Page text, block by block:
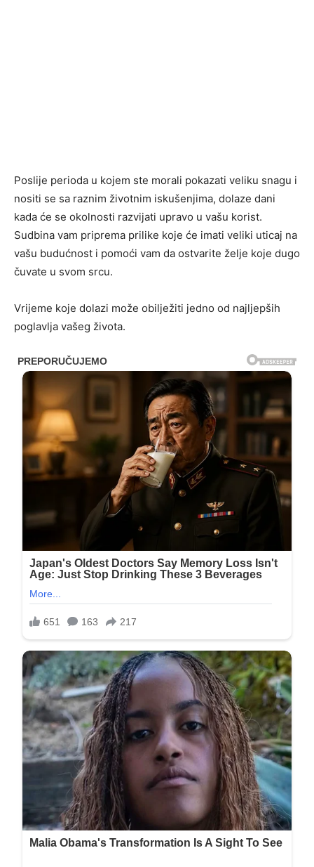
Poslije perioda u kojem ste morali pokazati veliku snagu i
nositi se sa raznim životnim iskušenjima, dolaze dani
kada će se okolnosti razvijati upravo u vašu korist.
Sudbina vam priprema prilike koje će imati veliki uticaj na
vašu budućnost i pomoći vam da ostvarite želje koje dugo
čuvate u svom srcu.
Vrijeme koje dolazi može obilježiti jedno od najljepših
poglavlja vašeg života.